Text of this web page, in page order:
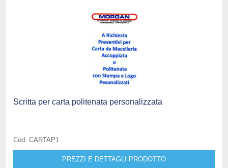
Scritta per carta politenata personalizzata
Cod. CARTAP1
PREZZI E DETTAGLI PRODOTTO